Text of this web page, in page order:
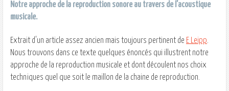
Notre approche de la reproduction sonore au travers de l'acoustique
musicale.
Extrait d'un article assez ancien mais toujours pertinent de E Leipp
Nous trouvons dans ce texte quelques énoncés qui illustrent notre
approche de la reproduction musicale et dont découlent nos choix
techniques quel que soit le maillon de la chaine de reproduction.